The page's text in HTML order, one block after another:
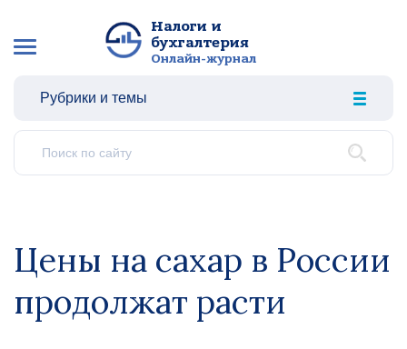
Налоги и
бухгалтерия
Онлайн-журнал
Рубрики и темы
Цены на сахар в России
продолжат расти